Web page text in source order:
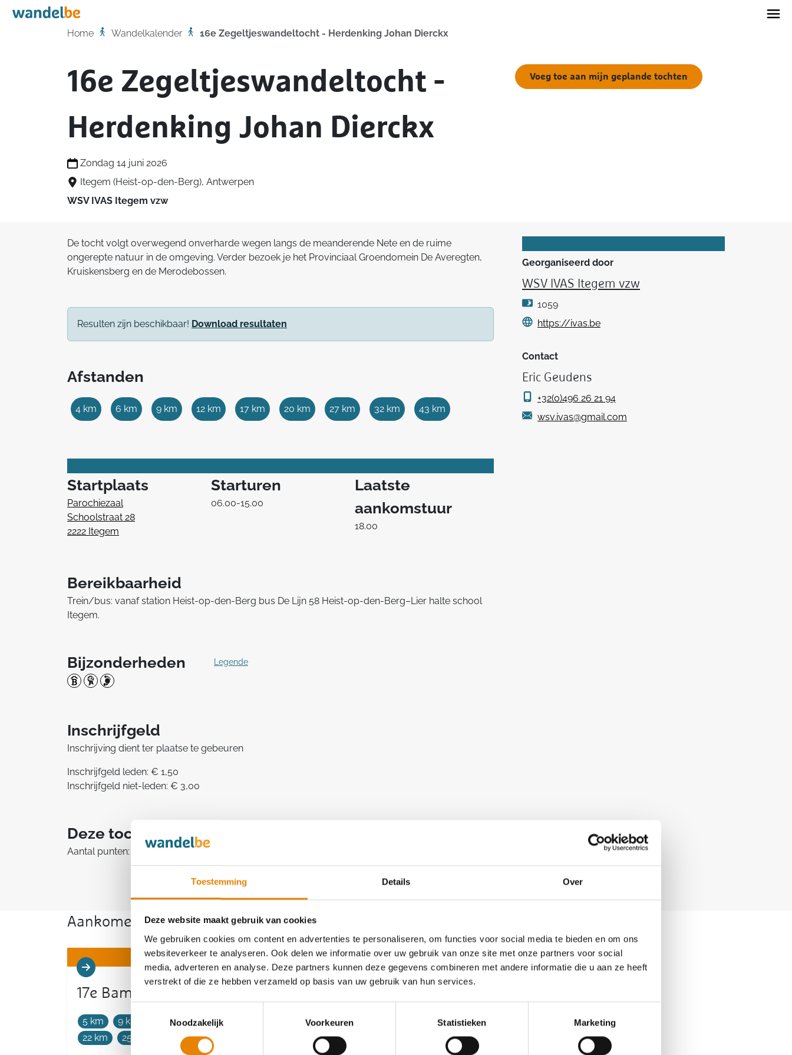
Toestemming Details Over
Deze website maakt gebruik van cookies
We gebruiken cookies om content en advertenties te personaliseren, om functies voor social media te bieden en om ons
websiteverkeer te analyseren. Ook delen we informatie over uw gebruik van onze site met onze partners voor social
media, adverteren en analyse. Deze partners kunnen deze gegevens combineren met andere informatie die u aan ze heeft
verstrekt of die ze hebben verzameld op basis van uw gebruik van hun services.
Noodzakelijk
Voorkeuren Statistieken Marketing
Home
Home Wandelkalender 16e Zegeltjeswandeltocht - Herdenking Johan Dierckx
16e Zegeltjeswandeltocht -
Herdenking Johan Dierckx
Zondag 14 juni 2026
Itegem (Heist-op-den-Berg), Antwerpen
WSV IVAS Itegem vzw
Voeg toe aan mijn geplande tochten
De tocht volgt overwegend onverharde wegen langs de meanderende Nete en de ruime
ongerepte natuur in de omgeving. Verder bezoek je het Provinciaal Groendomein De Averegten,
Kruiskensberg en de Merodebossen.
Resulten zijn beschikbaar! Download resultaten
Afstanden
4 km 6 km 9 km 12 km 17 km 20 km 27 km 32 km 43 km
Startplaats
Parochiezaal
Schoolstraat 28
2222 Itegem
Starturen
06.00-15.00
Laatste
aankomstuur
18.00
Bereikbaarheid
Trein/bus: vanaf station Heist-op-den-Berg bus De Lijn 58 Heist-op-den-Berg–Lier halte school
Itegem.
Bijzonderheden Legende
Inschrijfgeld
Inschrijving dient ter plaatse te gebeuren
Inschrijfgeld leden: € 1,50
Inschrijfgeld niet-leden: € 3,00
Deze tocht telt mee in het clubkampioenschap
Aantal punten: 2
Georganiseerd door
WSV IVAS Itegem vzw
1059
https://ivas.be
Contact
Eric Geudens
+32(0)496 26 21 94
wsv.ivas@gmail.com
Aankomende wandeltochten van deze club
17e Bamiswandeltocht
5 km 9 km 11 km 14 km
22 km
25 km 33 km